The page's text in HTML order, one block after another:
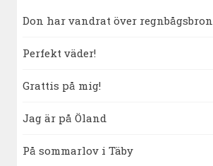
Don har vandrat över regnbågsbron
Perfekt väder!
Grattis på mig!
Jag är på Öland
På sommarlov i Täby